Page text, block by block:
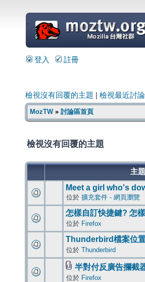
=
登入 註冊
檢視沒有回覆的主題 檢視最近討
MozTW» 討論區首頁
檢視沒有回覆的主題
主題
Meet a girl who's
位於 擴充套件 - 網頁瀏覽
怎樣自訂快捷鍵? 怎
位於 Firefox
Thunderbird檔案位
位於 Thunderbird
半對付反廣告攔截
位於 Firefox